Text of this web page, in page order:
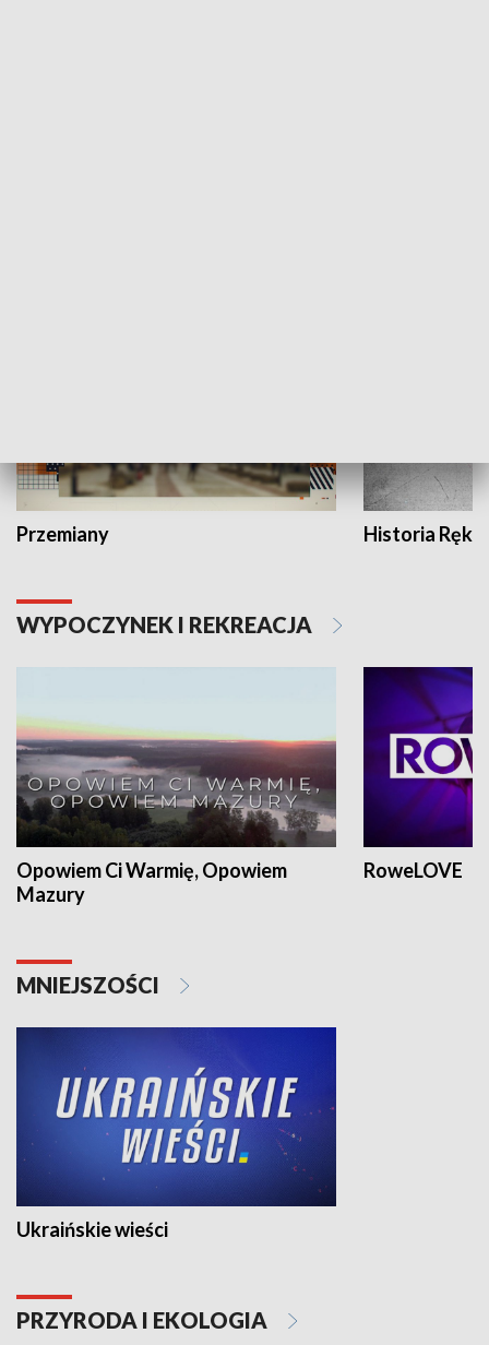
Przemiany Historia Ręką
WYPOCZYNEK I REKREACJA
Opowiem Ci Warmię, Opowiem
Mazury
RoweLOVE
MNIEJSZOŚCI
Ukraińskie wieści
PRZYRODA I EKOLOGIA